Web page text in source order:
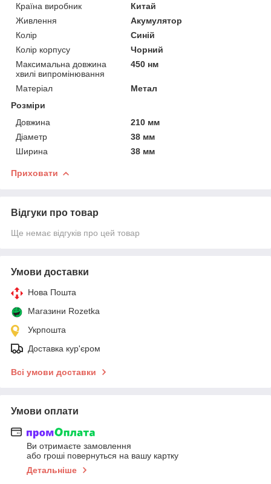
Країна виробник
Китай
Живлення
Акумулятор
Колір
Синій
Колір корпусу
Чорний
Максимальна довжина
хвилі випромінювання
450 нм
Матеріал
Метал
Розміри
Довжина
210 мм
Діаметр
38 мм
Ширина
38 мм
Приховати
Відгуки про товар
Ще немає відгуків про цей товар
Умови доставки
Нова Пошта
Магазини Rozetka
Укрпошта
Доставка кур'єром
Всі умови доставки
Умови оплати
Ви отримаєте замовлення
або гроші повернуться на вашу картку
Детальніше